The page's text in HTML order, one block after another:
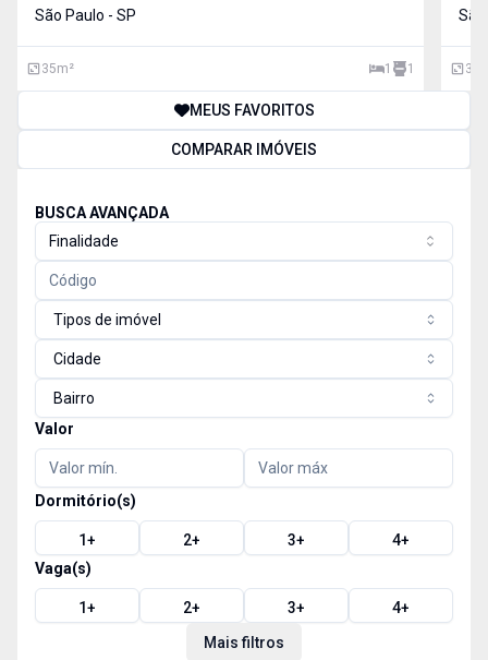
serviço. Lazer com fitnes lojas de conveniência e etc.
São Paulo - SP
35m² 1 1
São
32
MEUS FAVORITOS
COMPARAR IMÓVEIS
BUSCA AVANÇADA
Finalidade
Tipos de imóvel
Cidade
Bairro
Valor
Dormitório(s)
1+ 2+ 3+ 4+
Vaga(s)
1+ 2+ 3+ 4+
Mais filtros